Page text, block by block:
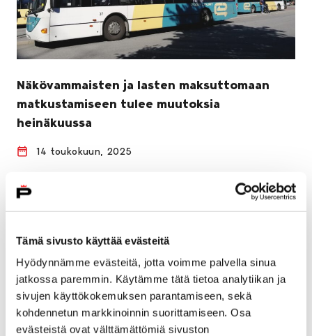
Tämä sivusto käyttää evästeitä
Hyödynnämme evästeitä, jotta voimme palvella sinua
jatkossa paremmin. Käytämme tätä tietoa analytiikan ja
sivujen käyttökokemuksen parantamiseen, sekä
kohdennetun markkinoinnin suorittamiseen. Osa
evästeistä ovat välttämättömiä sivuston
Näkövammaisten ja lasten maksuttomaan
matkustamiseen tulee muutoksia
heinäkuussa
14 toukokuun, 2025
Joukkoliikennejaoston uuden päätöksen mukaan
näkövammaisten henkilöiden matkat joukkoliikenteessä
ovat maksullisia heinäkuusta 2025 eteenpäin. Jaosto